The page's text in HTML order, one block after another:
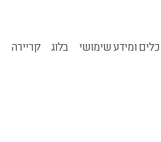
כלים ומידע שימושי בלוג קריירה